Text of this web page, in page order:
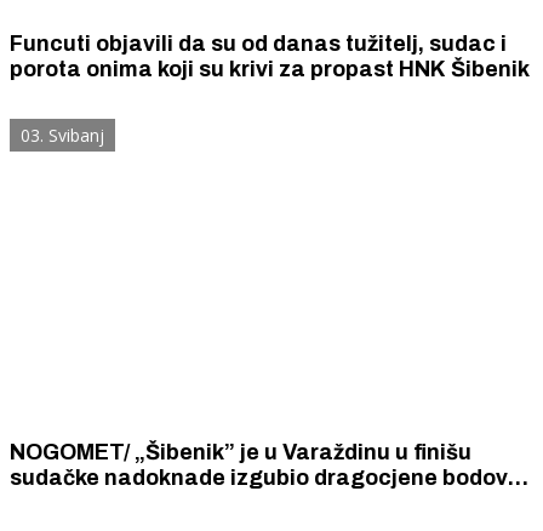
Funcuti objavili da su od danas tužitelj, sudac i
porota onima koji su krivi za propast HNK Šibenik
03. Svibanj
NOGOMET/ „Šibenik” je u Varaždinu u finišu
sudačke nadoknade izgubio dragocjene bodove.